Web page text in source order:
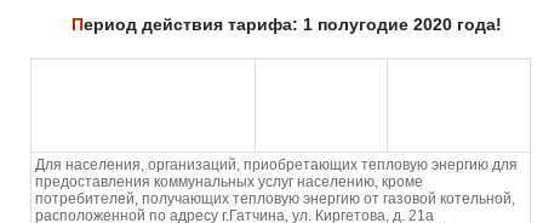
Период действия тарифа: 1 полугодие 2020 года!
Для населения, организаций, приобретающих тепловую энергию для
предоставления коммунальных услуг населению, кроме
потребителей, получающих тепловую энергию от газовой котельной,
расположенной по адресу г.Гатчина, ул. Киргетова, д. 21а